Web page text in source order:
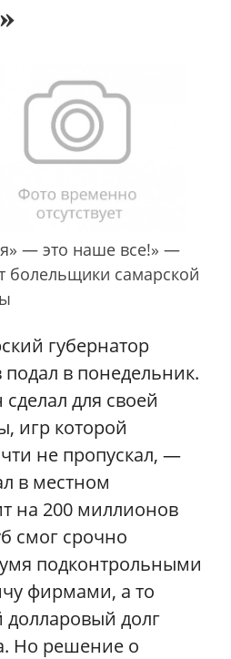
— это наше все!» —
болельщики самарской
губернатор
в понедельник.
для своей
игр которой
не пропускал, —
в местном
на 200 миллионов
смог срочно
подконтрольными
фирмами, а то
долг
Но решение о